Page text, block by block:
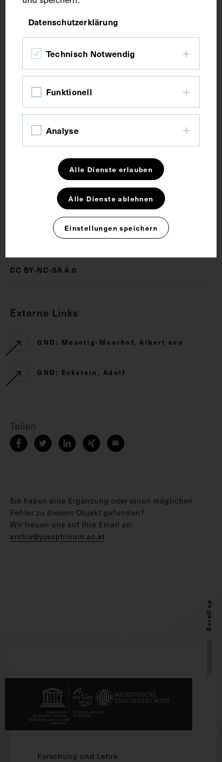
Maße
Bildmaß 40,5 x 30,5 cm
Kurzbeschreibung
Berlin, verlegt.
Schlagwörter
CC BY-NC-SA 4.0
Externe Links
GND: Mosetig-Moorhof, Albert von
GND: Eckstein, Adolf
Teilen
Sie haben eine Ergänzung oder einen möglichen
Fehler zu diesem Objekt gefunden?
Wir freuen uns auf Ihre Email an:
archiv@josephinum.ac.at
Scroll up
Forschung und Lehre
Datenschutzerklärung
Technisch Notwendig
Funktionell
Analyse
Alle Dienste erlauben
Alle Dienste ablehnen
Einstellungen speichern